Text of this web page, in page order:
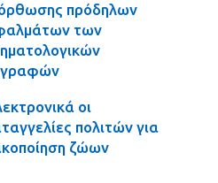
πρόδηλων
των
οι
πολιτών για
ζώων